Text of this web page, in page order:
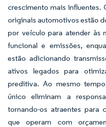
crescimento mais influentes.
originais automotivos estão
por veículo para atender às
funcional e emissões,
estão adicionando
ativos legados para
preditiva. Ao mesmo
único eliminam a
tornando-os atraentes para
que operam com